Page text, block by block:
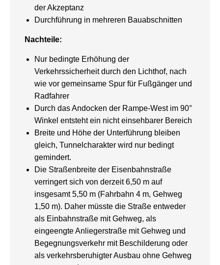
der Akzeptanz
Durchführung in mehreren Bauabschnitten
Nachteile:
Nur bedingte Erhöhung der
Verkehrssicherheit durch den Lichthof, nach
wie vor gemeinsame Spur für Fußgänger und
Radfahrer
Durch das Andocken der Rampe-West im 90°
Winkel entsteht ein nicht einsehbarer Bereich
Breite und Höhe der Unterführung bleiben
gleich, Tunnelcharakter wird nur bedingt
gemindert.
Die Straßenbreite der Eisenbahnstraße
verringert sich von derzeit 6,50 m auf
insgesamt 5,50 m (Fahrbahn 4 m, Gehweg
1,50 m). Daher müsste die Straße entweder
als Einbahnstraße mit Gehweg, als
eingeengte Anliegerstraße mit Gehweg und
Begegnungsverkehr mit Beschilderung oder
als verkehrsberuhigter Ausbau ohne Gehweg